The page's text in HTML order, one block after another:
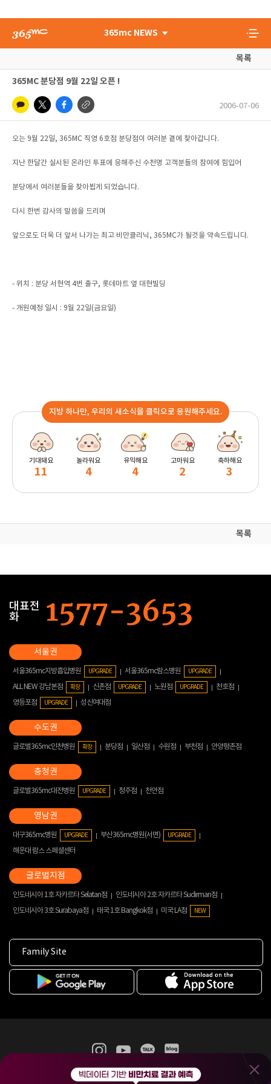
365mc NEWS
목록
365MC 분당점 9월 22일 오픈 !
2006-07-06
오는 9월 22일, 365MC 직영 6호점 분당점이 여러분 곁에 찾아갑니다.
지난 한달간 실시된 온라인 투표에 응해주신 수천명 고객분들의 참여에 힘입어
분당에서 여러분들을 찾아뵙게 되었습니다.
다시 한번 감사의 말씀을 드리며
앞으로도 더욱 더 앞서 나가는 최고 비만클리닉, 365MC가 될것을 약속드립니다.
- 위치 : 분당 서현역 4번 출구, 롯데마트 옆 대현빌딩
- 개원예정 일시 : 9월 22일(금요일)
지방 하나만, 우리의 새소식을 클릭으로 응원해주세요.
기대돼요
11
놀라워요
4
유익해요
4
고마워요
2
축하해요
3
목록
대표전
화
서울365mc지방흡입병원 UPGRADE 서울365mc람스병원 UPGRADE
ALL NEW 강남본점 확장 신촌점 UPGRADE 노원점 UPGRADE
천호점
영등포점
UPGRADE 성신여대점
글로벌365mc인천병원 확장 분당점 일산점 수원점 부천점 안양평촌점
글로벌365mc대전병원 UPGRADE 청주점 천안점
대구365mc병원 UPGRADE 부산365mc병원(서면) UPGRADE
해운대 람스 스페셜센터
인도네시아 1호 자카르타 Selatan점
인도네시아 2호 자카르타 Sudirman점
인도네시아 3호 Surabaya점
태국 1호 Bangkok점 미국 LA점 NEW
Family Site
365mc 병·의원 이용약관
홈페이지 이용약관